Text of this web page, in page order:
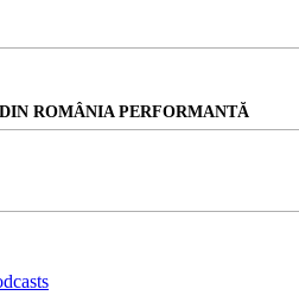
ROMÂNIA PERFORMANTĂ